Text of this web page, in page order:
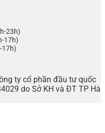
23h)
17h)
17h)
ty cổ phần đầu tư quốc
do Sở KH và ĐT TP Hà